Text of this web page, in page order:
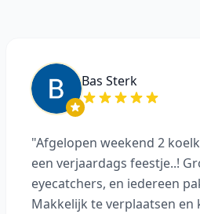
Bas Sterk
"Afgelopen weekend 2
een verjaardags feestje..!
eyecatchers, en iedereen
Makkelijk te verplaatsen en